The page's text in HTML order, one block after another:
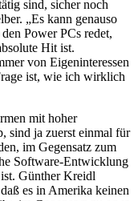
sind, sicher noch
„Es kann genauso
Power PCs redet,
Hit ist.
von Eigeninteressen
ist, wie ich wirklich
mit hoher
sind ja zuerst einmal für
im Gegensatz zum
Software-Entwicklung
Günther Kreidl
es in Amerika keinen